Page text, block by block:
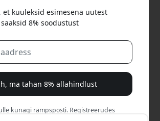
et kuuleksid esimesena uutest
8% soodustust
ma tahan 8% allahindlust
kunagi rämpsposti. Registreerudes
seda koodi kassas, et saada 8%
allahindlust.